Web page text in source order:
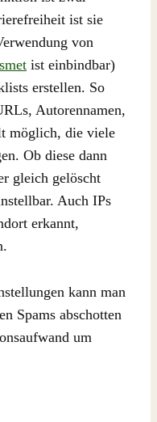
ist sie
von
ist einbindbar)
erstellen. So
Autorennamen,
möglich, die viele
Ob diese dann
gleich gelöscht
Auch IPs
erkannt,
kann man
Spams abschotten
um